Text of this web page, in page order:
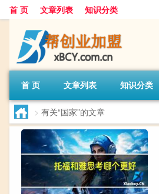
首 页 文章列表 知识分类
首 页 文章列表 知识分类
> 有关“国家”的文章